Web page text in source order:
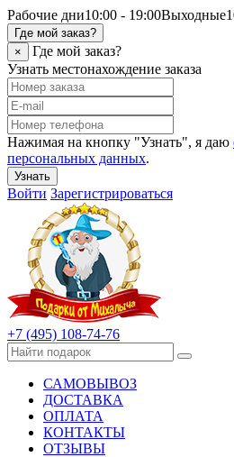
Рабочие дни10:00 - 19:00Выходные
Где мой заказ?
×
Где мой заказ?
Узнать местонахождение заказа
Нажимая на кнопку "Узнать", я даю
персональных данных.
Узнать
Войти Зарегистрироваться
+7 (495) 108-74-76
САМОВЫВОЗ
ДОСТАВКА
ОПЛАТА
КОНТАКТЫ
ОТЗЫВЫ